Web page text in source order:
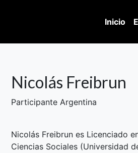
Inicio
Nicolás Freibrun
Participante Argentina
Nicolás Freibrun es Licenciado
Ciencias Sociales (Universidad